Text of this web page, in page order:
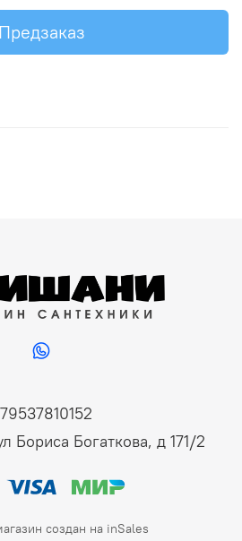
Предзаказ
Бориса Богаткова, д 171/2
создан на inSales